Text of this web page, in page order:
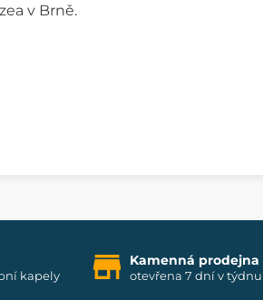
v Brně.
kapely
Kamenná prodejna
otevřena 7 dní v týdnu